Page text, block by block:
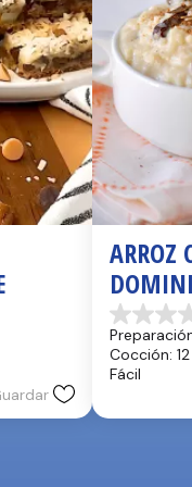
ARROZ
0.0
de
5
estrellas.
Cocción:
Fácil